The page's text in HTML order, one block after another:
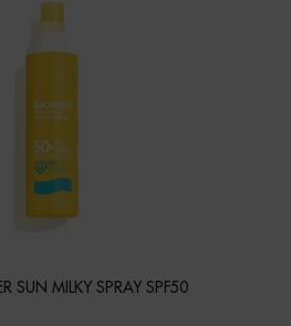
SUN MILKY SPRAY SPF50